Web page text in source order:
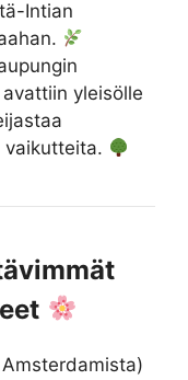
Intian
yleisölle
vaikutteita.